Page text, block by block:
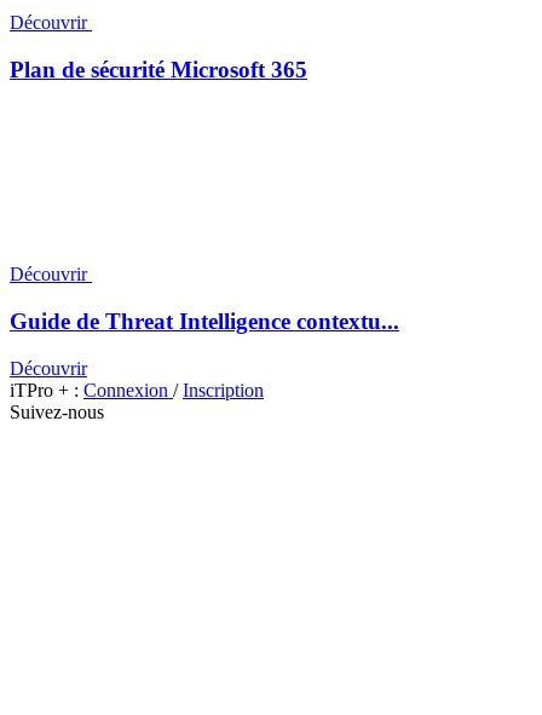
Découvrir
Plan de sécurité Microsoft 365
Découvrir
Guide de Threat Intelligence contextu...
Découvrir
iTPro + : Connexion /Inscription
Suivez-nous